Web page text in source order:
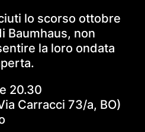
lo scorso ottobre
Baumhaus, non
la loro ondata
20.30
Carracci 73/a, BO)